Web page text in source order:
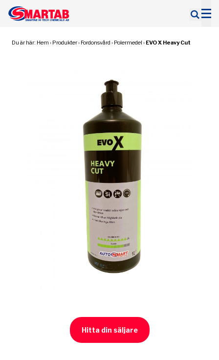
Sök
Du är här: Hem › Produkter› Fordonsvård › Polermedel › EVO X Heavy Cut
Hitta din säljare